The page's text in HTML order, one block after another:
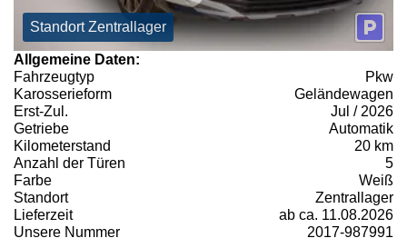
Standort Zentrallager
Allgemeine Daten:
Fahrzeugtyp
Pkw
Karosserieform
Geländewagen
Erst-Zul.
Jul / 2026
Getriebe
Automatik
Kilometerstand
20 km
Anzahl der Türen
5
Farbe
Weiß
Standort
Zentrallager
Lieferzeit
ab ca. 11.08.2026
Unsere Nummer
2017-987991